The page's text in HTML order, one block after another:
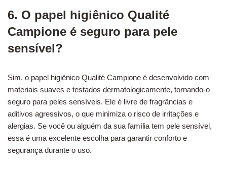
6. O papel higiênico Qualité
Campione é seguro para pele
sensível?
Sim, o papel higiênico Qualité Campione é desenvolvido com
materiais suaves e testados dermatologicamente, tornando-o
seguro para peles sensíveis. Ele é livre de fragrâncias e
aditivos agressivos, o que minimiza o risco de irritações e
alergias. Se você ou alguém da sua família tem pele sensível,
essa é uma excelente escolha para garantir conforto e
segurança durante o uso.